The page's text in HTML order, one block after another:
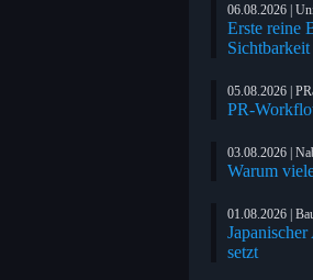
06.08.2026 |
Erste reine
Sichtbarkeit
05.08.2026 |
PR-
03.08.2026 |
Warum
01.08.2026 |
setzt